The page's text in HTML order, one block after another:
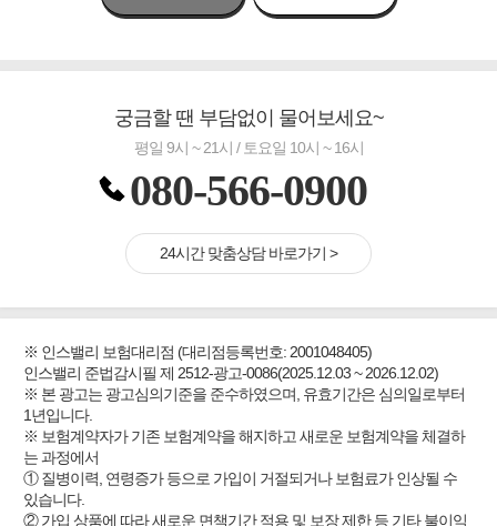
궁금할 땐 부담없이 물어보세요~
평일 9시 ~ 21시 / 토요일 10시 ~ 16시
080-566-0900
24시간 맞춤상담 바로가기 >
※ 인스밸리 보험대리점 (대리점등록번호: 2001048405)
인스밸리 준법감시필 제 2512-광고-0086(2025.12.03 ~ 2026.12.02)
※ 본 광고는 광고심의기준을 준수하였으며, 유효기간은 심의일로부터
1년입니다.
※ 보험계약자가 기존 보험계약을 해지하고 새로운 보험계약을 체결하
는 과정에서
① 질병이력, 연령증가 등으로 가입이 거절되거나 보험료가 인상될 수
있습니다.
② 가입 상품에 따라 새로운 면책기간 적용 및 보장 제한 등 기타 불이익